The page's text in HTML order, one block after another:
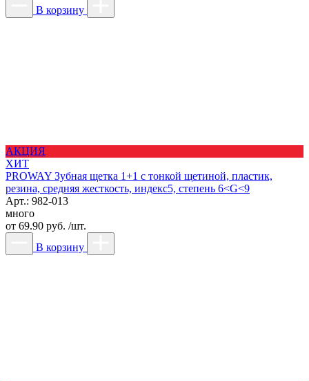
В корзину
АКЦИЯ
ХИТ
PROWAY Зубная щетка 1+1 с тонкой щетиной, пластик,
резина, средняя жесткость, индекс5, степень 6<G<9
Арт.: 982-013
много
от 69.90 руб. /шт.
В корзину